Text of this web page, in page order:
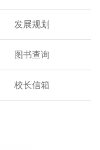
发展规划
图书查询
校长信箱